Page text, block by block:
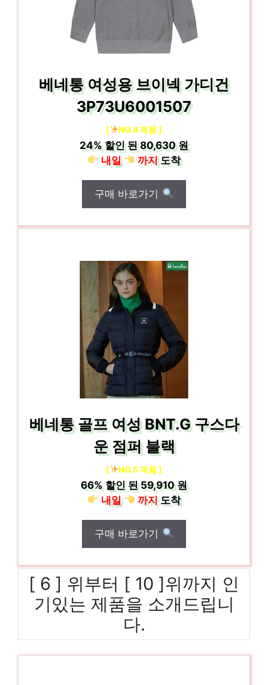
베네통 여성용 브이넥 가디건
3P73U6001507
[ NO.4 제품 ]
24% 할인 된80,630 원
내일
까지도착
구매 바로가기
베네통 골프 여성 BNT.G 구스다
운 점퍼 블랙
[ NO.5 제품 ]
66% 할인 된59,910 원
내일
까지도착
구매 바로가기
[ 6 ] 위부터 [ 10 ]위까지 인
기있는 제품을 소개드립니
다.